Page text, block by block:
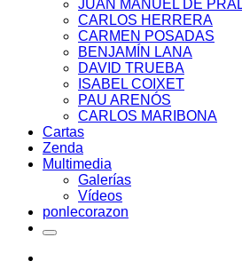
JUAN MANUEL DE
CARLOS HERRERA
CARMEN POSADAS
BENJAMÍN LANA
DAVID TRUEBA
ISABEL COIXET
PAU ARENÓS
CARLOS MARIBONA
Cartas
Zenda
Multimedia
Galerías
Vídeos
ponlecorazon